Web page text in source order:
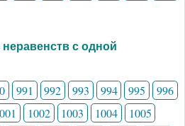
с одной
991 992 993 994 995
996
1002 1003 1004
1005